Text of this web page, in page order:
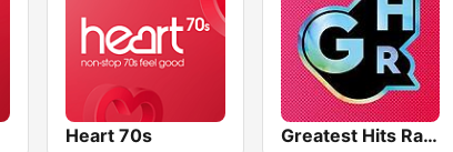
Heart 70s Greatest Hits Radio